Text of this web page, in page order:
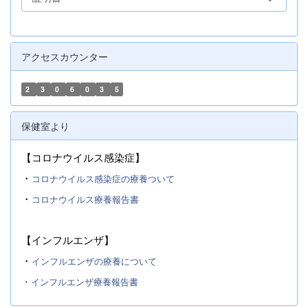
アクセスカウンター
2 3 0 6 0 3 5
保健室より
【コロナウイルス感染症】
・ コロナウイルス感染症の療養ついて
・ コロナウイルス療養報告書
【インフルエンザ】
・ インフルエンザの療養について
・ インフルエンザ療養報告書